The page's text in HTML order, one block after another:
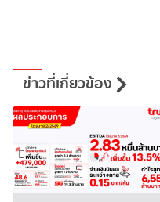
ข่าวที่เกี่ยวข้อง